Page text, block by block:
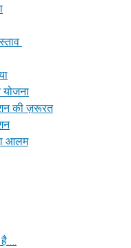
की ज़रूरत
आलम